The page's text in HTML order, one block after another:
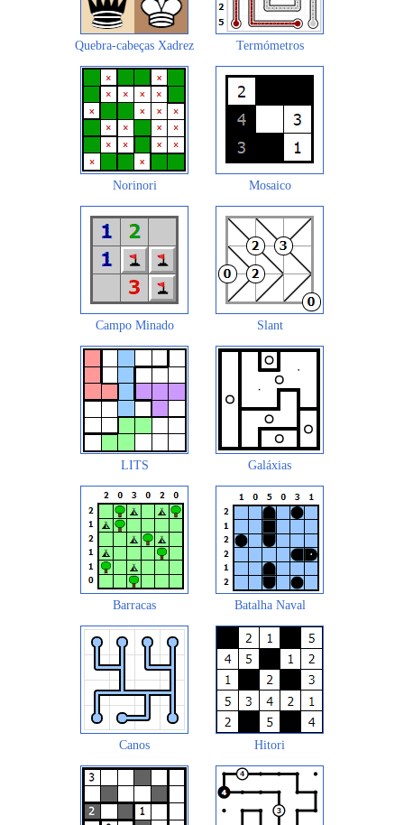
Quebra-cabeças Xadrez Termómetros
Norinori Mosaico
Campo Minado Slant
LITS Galáxias
Barracas Batalha Naval
Canos Hitori